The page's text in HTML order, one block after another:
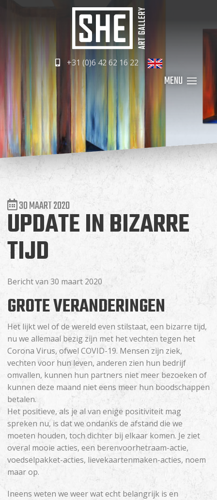
+31 (0)6 42 62 16 22
30 MAART 2020
UPDATE IN BIZARRE
TIJD
Bericht van 30 maart 2020
GROTE VERANDERINGEN
Het lijkt wel of de wereld even stilstaat, een bizarre tijd,
nu we allemaal bezig zijn met het vechten tegen het
Corona Virus, ofwel COVID-19. Mensen zijn ziek,
vechten voor hun leven, anderen zien hun bedrijf
omvallen, kunnen hun partners niet meer bezoeken of
kunnen deze maand niet eens meer hun boodschappen
betalen.
Het positieve, als je al van enige positiviteit mag
spreken nu, is dat we ondanks de afstand die we
moeten houden, toch dichter bij elkaar komen. Je ziet
overal mooie acties, een berenvoorhetraam-actie,
voedselpakket-acties, lievekaartenmaken-acties, noem
maar op.
Ineens weten we weer wat echt belangrijk is en